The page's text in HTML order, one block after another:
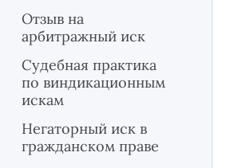
Отзыв на
арбитражный иск
Судебная практика
по виндикационным
искам
Негаторный иск в
гражданском праве